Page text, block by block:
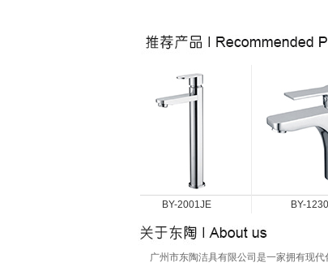
BY-2001JE BY-
广州市东陶洁具有限公司是一家拥有现代